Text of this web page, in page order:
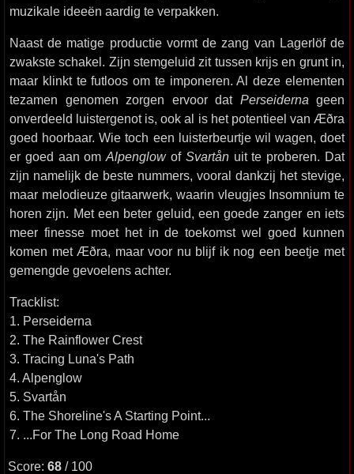
muzikale ideeën aardig te verpakken.
Naast de matige productie vormt de zang van Lagerlöf de
zwakste schakel. Zijn stemgeluid zit tussen krijs en grunt in,
maar klinkt te futloos om te imponeren. Al deze elementen
tezamen genomen zorgen ervoor dat Perseiderna geen
onverdeeld luistergenot is, ook al is het potentieel van Æðra
goed hoorbaar. Wie toch een luisterbeurtje wil wagen, doet
er goed aan omAlpenglowof Svartånuit te proberen. Dat
zijn namelijk de beste nummers, vooral dankzij het stevige,
maar melodieuze gitaarwerk, waarin vleugjes Insomnium te
horen zijn. Met een beter geluid, een goede zanger en iets
meer finesse moet het in de toekomst wel goed kunnen
komen met Æðra, maar voor nu blijf ik nog een beetje met
gemengde gevoelens achter.
Tracklist:
1. Perseiderna
2. The Rainflower Crest
3. Tracing Luna's Path
4. Alpenglow
5. Svartån
6. The Shoreline's A Starting Point...
7. ...For The Long Road Home
Score: 68 / 100